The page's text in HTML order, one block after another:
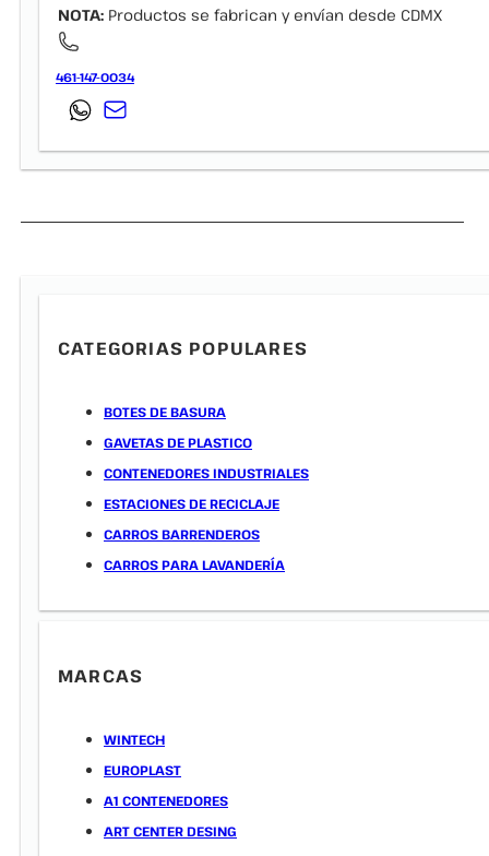
NOTA: Productos se fabrican y envían desde CDMX
461-147-0034
CATEGORIAS POPULARES
BOTES DE BASURA
GAVETAS DE PLASTICO
CONTENEDORES INDUSTRIALES
ESTACIONES DE RECICLAJE
CARROS BARRENDEROS
CARROS PARA LAVANDERÍA
MARCAS
WINTECH
EUROPLAST
A1 CONTENEDORES
ART CENTER DESING